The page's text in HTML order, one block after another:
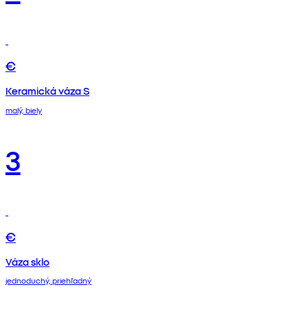
€
Keramická váza S
malý, biely
3
€
Váza sklo
jednoduchý, priehľadný